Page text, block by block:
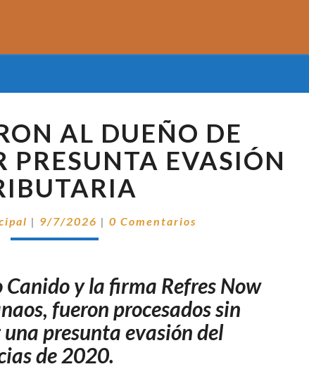
AL
DUEÑO
DE
MANAOS
POR
PRESUNTA
EVASIÓN
AL DUEÑO DE
PRESUNTA EVASIÓN
| 9/7/2026 | Comentarios
0 Comentarios
y la firma Refres Now
fueron procesados sin
presunta evasión del
de 2020.